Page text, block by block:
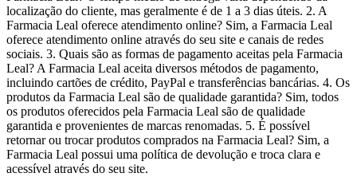
localização do cliente, mas geralmente é de 1 a 3 dias úteis. 2. A
Farmacia Leal oferece atendimento online? Sim, a Farmacia Leal
oferece atendimento online através do seu site e canais de redes
sociais. 3. Quais são as formas de pagamento aceitas pela Farmacia
Leal? A Farmacia Leal aceita diversos métodos de pagamento,
incluindo cartões de crédito, PayPal e transferências bancárias. 4. Os
produtos da Farmacia Leal são de qualidade garantida? Sim, todos
os produtos oferecidos pela Farmacia Leal são de qualidade
garantida e provenientes de marcas renomadas. 5. É possível
retornar ou trocar produtos comprados na Farmacia Leal? Sim, a
Farmacia Leal possui uma política de devolução e troca clara e
acessível através do seu site.